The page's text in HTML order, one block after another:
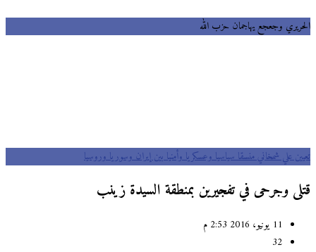
وجعجع يهاجمان حزب الله
علي شمخاني منسقا سياسيا وعسكريا وأمنيا بين إيران وسوريا وروسيا
وجرحى في تفجيرين بمنطقة السيدة زينب
11 يونيو، 2016 2:53 م
32